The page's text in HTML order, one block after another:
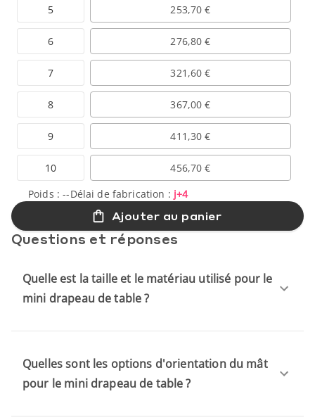
5
6
7
8
9
10
253,70 €
276,80 €
321,60 €
367,00 €
411,30 €
456,70 €
Poids :--Délai de fabrication : j+4
Ajouter au panier
Questions et réponses
Quelle est la taille et le matériau utilisé pour le
mini drapeau de table ?
Quelles sont les options d'orientation du mât
pour le mini drapeau de table ?